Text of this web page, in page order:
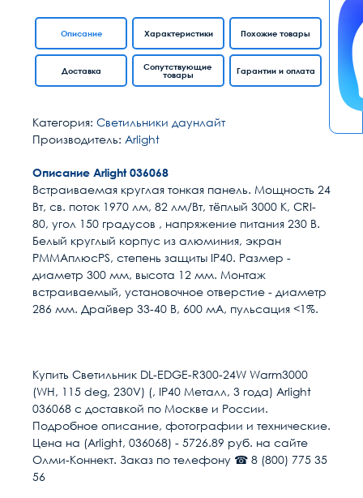
Описание Характеристики
Доставка
Похожие товары
Сопутствующие
товары
Гарантии и оплата
Категория: Светильники даунлайт
Производитель: Arlight
Описание Arlight 036068
Встраиваемая круглая тонкая панель. Мощность 24
Вт, св. поток 1970 лм, 82 лм/Вт, тёплый 3000 K, CRI-
80, угол 150 градусов , напряжение питания 230 В.
Белый круглый корпус из алюминия, экран
PMMAплюсPS, степень защиты IP40. Размер -
диаметр 300 мм, высота 12 мм. Монтаж
встраиваемый, установочное отверстие - диаметр
286 мм. Драйвер 33-40 В, 600 мА, пульсация <1%.
Тип изделия Светильник
Мощность, Вт 24
Световой поток, Лм 1970
Способ монтажа
Условия доставки
Доставка осуществляется в течении 2-4
рабочих дней после поступления оплаты на
наш расчётный счёт
Купить Светильник DL-EDGE-R300-24W Warm3000
(WH, 115 deg, 230V) (, IP40 Металл, 3 года) Arlight
036068 с доставкой по Москве и России.
Подробное описание, фотографии и технические.
Цена на (Arlight, 036068) - 5726.89 руб. на сайте
Олми-Коннект. Заказ по телефону ☎ 8 (800) 775 35
56